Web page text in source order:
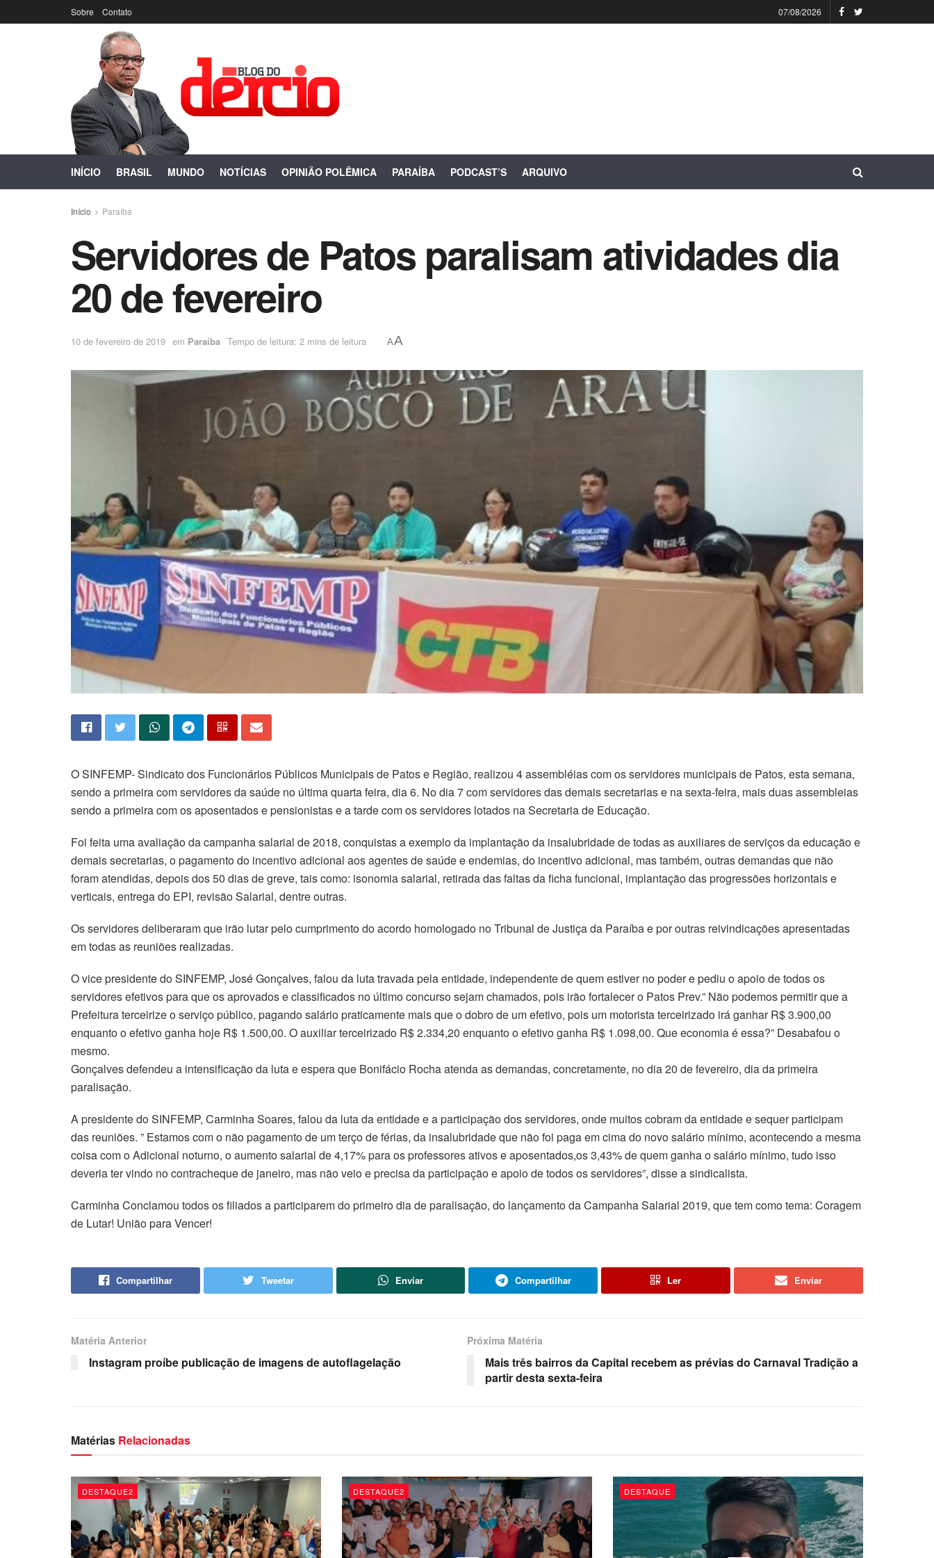
Sobre Contato 07/08/2026
INÍCIO BRASIL MUNDO NOTÍCIAS OPINIÃO POLÊMICA PARAÍBA PODCAST’S ARQUIVO
Início Paraíba
Servidores de Patos paralisam atividades dia
20 de fevereiro
10 de fevereiro de 2019 em Paraíba Tempo de leitura: 2 mins de leitura AA
O SINFEMP- Sindicato dos Funcionários Públicos Municipais de Patos e Região, realizou 4 assembléias com os servidores municipais de Patos, esta semana,
sendo a primeira com servidores da saúde no última quarta feira, dia 6. No dia 7 com servidores das demais secretarias e na sexta-feira, mais duas assembleias
sendo a primeira com os aposentados e pensionistas e a tarde com os servidores lotados na Secretaria de Educação.
Foi feita uma avaliação da campanha salarial de 2018, conquistas a exemplo da implantação da insalubridade de todas as auxiliares de serviços da educação e
demais secretarias, o pagamento do incentivo adicional aos agentes de saúde e endemias, do incentivo adicional, mas também, outras demandas que não
foram atendidas, depois dos 50 dias de greve, tais como: isonomia salarial, retirada das faltas da ficha funcional, implantação das progressões horizontais e
verticais, entrega do EPI, revisão Salarial, dentre outras.
Os servidores deliberaram que irão lutar pelo cumprimento do acordo homologado no Tribunal de Justiça da Paraíba e por outras reivindicações apresentadas
em todas as reuniões realizadas.
O vice presidente do SINFEMP, José Gonçalves, falou da luta travada pela entidade, independente de quem estiver no poder e pediu o apoio de todos os
servidores efetivos para que os aprovados e classificados no último concurso sejam chamados, pois irão fortalecer o Patos Prev.” Não podemos permitir que a
Prefeitura terceirize o serviço público, pagando salário praticamente mais que o dobro de um efetivo, pois um motorista terceirizado irá ganhar R$ 3.900,00
enquanto o efetivo ganha hoje R$ 1.500,00. O auxiliar terceirizado R$ 2.334,20 enquanto o efetivo ganha R$ 1.098,00. Que economia é essa?” Desabafou o
mesmo.
Gonçalves defendeu a intensificação da luta e espera que Bonifácio Rocha atenda as demandas, concretamente, no dia 20 de fevereiro, dia da primeira
paralisação.
A presidente do SINFEMP, Carminha Soares, falou da luta da entidade e a participação dos servidores, onde muitos cobram da entidade e sequer participam
das reuniões. ” Estamos com o não pagamento de um terço de férias, da insalubridade que não foi paga em cima do novo salário mínimo, acontecendo a mesma
coisa com o Adicional noturno, o aumento salarial de 4,17% para os professores ativos e aposentados,os 3,43% de quem ganha o salário mínimo, tudo isso
deveria ter vindo no contracheque de janeiro, mas não veio e precisa da participação e apoio de todos os servidores”, disse a sindicalista.
Carminha Conclamou todos os filiados a participarem do primeiro dia de paralisação, do lançamento da Campanha Salarial 2019, que tem como tema: Coragem
de Lutar! União para Vencer!
Compartilhar Tweetar Enviar Compartilhar Ler Enviar
Matéria Anterior
Instagram proíbe publicação de imagens de autoflagelação
Próxima Matéria
Mais três bairros da Capital recebem as prévias do Carnaval Tradição a
partir desta sexta-feira
Matérias Relacionadas
DESTAQUE2 DESTAQUE2 DESTAQUE